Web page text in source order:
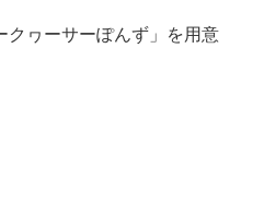
クヮーサーぽんず」を用意